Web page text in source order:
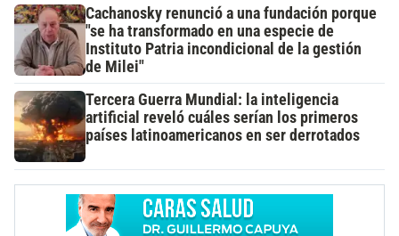
Cachanosky renunció a una fundación porque
"se ha transformado en una especie de
Instituto Patria incondicional de la gestión
de Milei"
Tercera Guerra Mundial: la inteligencia
artificial reveló cuáles serían los primeros
países latinoamericanos en ser derrotados